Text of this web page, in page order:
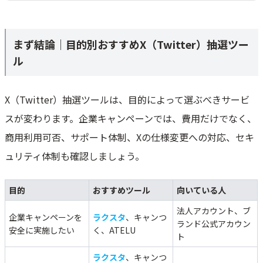
X（Twitter）抽選ツール13選｜対応キャンペーンや機能を比較
ラクスタ - 国内最大級のXキャンペーンツール
キャンつく
Social Insight
echoes
RTWIN
SMARTCROSS
Dline
SocialDog
Retach
まず結論｜目的別おすすめX（Twitter）抽選ツー
ル
X（Twitter）抽選ツールは、目的によって選ぶべきサービ
スが変わります。企業キャンペーンでは、費用だけでなく、
商用利用可否、サポート体制、Xの仕様変更への対応、セキ
ュリティ体制も確認しましょう。
目的 おすすめツール 向いている人
企業キャンペーンを
安全に実施したい
ラクスタ、キャンつ
く、ATELU
法人アカウント、ブ
ランド公式アカウン
ト
ラクスタ、キャンつ